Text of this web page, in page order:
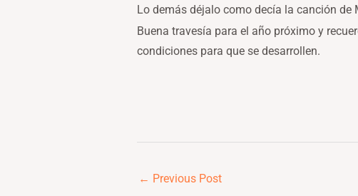
Lo demás déjalo como decía la canción
Buena travesía para el año próximo y
condiciones para que se desarrollen.
← Previous Post